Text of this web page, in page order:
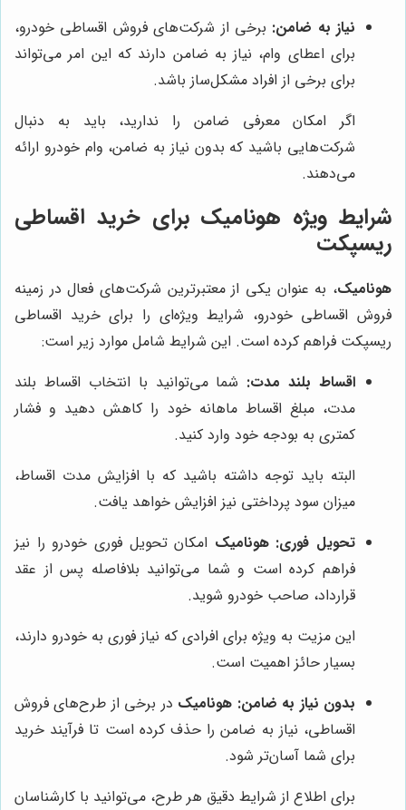
نیاز به ضامن: برخی از شرکت‌های فروش اقساطی خودرو،
برای اعطای وام، نیاز به ضامن دارند که این امر می‌تواند
برای برخی از افراد مشکل‌ساز باشد.
اگر امکان معرفی ضامن را ندارید، باید به دنبال
شرکت‌هایی باشید که بدون نیاز به ضامن، وام خودرو ارائه
می‌دهند.
شرایط ویژه هونامیک برای خرید اقساطی
ریسپکت
هونامیک، به عنوان یکی از معتبرترین شرکت‌های فعال در زمینه
فروش اقساطی خودرو، شرایط ویژه‌ای را برای خرید اقساطی
ریسپکت فراهم کرده است. این شرایط شامل موارد زیر است:
اقساط بلند مدت: شما می‌توانید با انتخاب اقساط بلند
مدت، مبلغ اقساط ماهانه خود را کاهش دهید و فشار
کمتری به بودجه خود وارد کنید.
البته باید توجه داشته باشید که با افزایش مدت اقساط،
میزان سود پرداختی نیز افزایش خواهد یافت.
تحویل فوری: هونامیک امکان تحویل فوری خودرو را نیز
فراهم کرده است و شما می‌توانید بلافاصله پس از عقد
قرارداد، صاحب خودرو شوید.
این مزیت به ویژه برای افرادی که نیاز فوری به خودرو دارند،
بسیار حائز اهمیت است.
بدون نیاز به ضامن: هونامیک در برخی از طرح‌های فروش
اقساطی، نیاز به ضامن را حذف کرده است تا فرآیند خرید
برای شما آسان‌تر شود.
برای اطلاع از شرایط دقیق هر طرح، می‌توانید با کارشناسان